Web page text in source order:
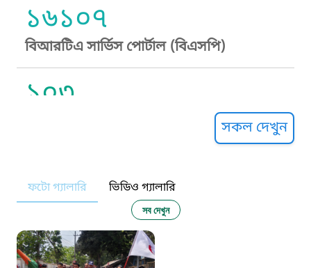
১৬১০৭
বিআরটিএ সার্ভিস পোর্টাল (বিএসপি)
১০৩
নারী ও শিশু নির্যাতন প্রতিরোধ
১০৬
সকল দেখুন
ফটো গ্যালারি ভিডিও গ্যালারি
সব দেখুন